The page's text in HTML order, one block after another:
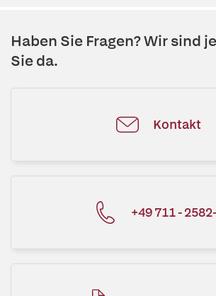
Haben Sie Fragen? Wir sind
Sie da.
Kontakt
+49 711 -